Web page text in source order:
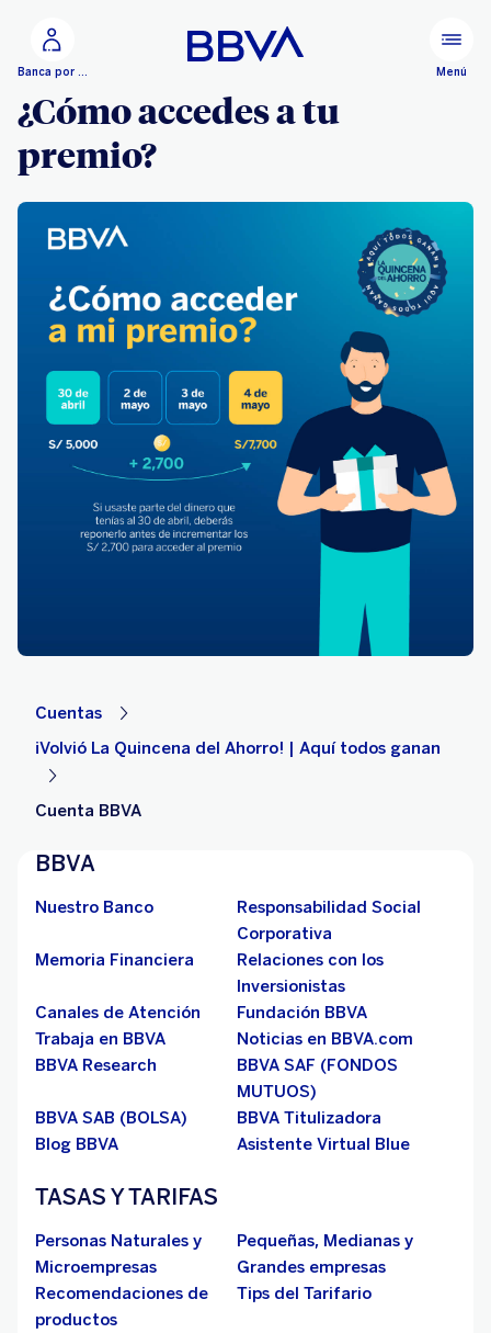
Banca por Internet Menú
¿Cómo accedes a tu
premio?
Cuentas
¡Volvió La Quincena del Ahorro! | Aquí todos ganan
Cuenta BBVA
BBVA
Nuestro Banco
Responsabilidad Social
Corporativa
Memoria Financiera
Relaciones con los
Inversionistas
Canales de Atención
Fundación BBVA
Trabaja en BBVA
Noticias en BBVA.com
BBVA Research
BBVA SAF (FONDOS
MUTUOS)
BBVA SAB (BOLSA)
BBVA Titulizadora
Blog BBVA
Asistente Virtual Blue
TASAS Y TARIFAS
Personas Naturales y
Microempresas
Pequeñas, Medianas y
Grandes empresas
Recomendaciones de
productos
Tips del Tarifario